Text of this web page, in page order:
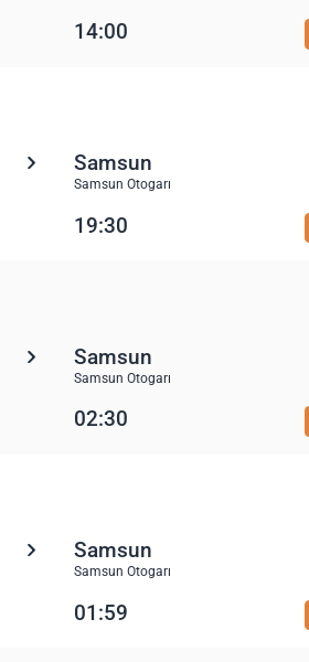
14:00
Samsun
Samsun Otogarı
19:30
Samsun
Samsun Otogarı
02:30
Samsun
Samsun Otogarı
01:59